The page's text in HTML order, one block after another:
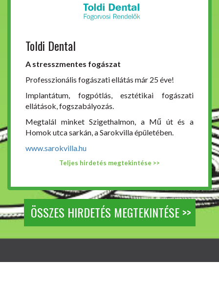
Toldi Dental
A stresszmentes fogászat
Professzionális fogászati ellátás már 25 éve!
Implantátum, fogpótlás, esztétikai fogászati
ellátások, fogszabályozás.
Megtalál minket Szigethalmon, a Mű út és a
Homok utca sarkán, a Sarokvilla épületében.
www.sarokvilla.hu
Teljes hirdetés megtekintése >>
ÖSSZES HIRDETÉS MEGTEKINTÉSE >>